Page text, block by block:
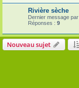
Rivière sèche
Dernier message par
Réponses : 9
Nouveau sujet